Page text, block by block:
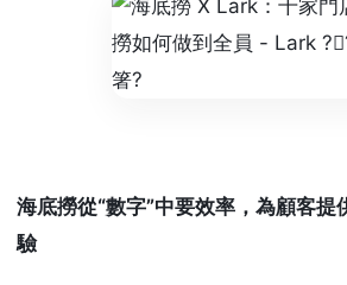
海底撈從“數字”中要效率，為顧客提
驗